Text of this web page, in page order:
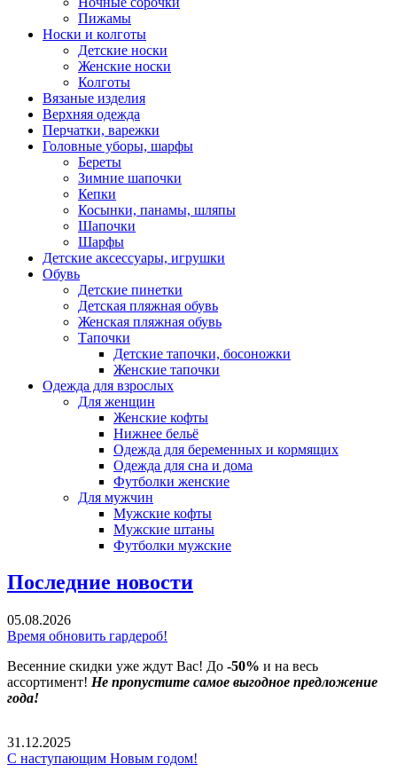
Пижамы
Носки и колготы
Детские носки
Женские носки
Колготы
Вязаные изделия
Верхняя одежда
Перчатки, варежки
Головные уборы, шарфы
Береты
Зимние шапочки
Кепки
Косынки, панамы, шляпы
Шапочки
Шарфы
Детские аксессуары, игрушки
Обувь
Детские пинетки
Детская пляжная обувь
Женская пляжная обувь
Тапочки
Детские тапочки, босоножки
Женские тапочки
Одежда для взрослых
Для женщин
Женские кофты
Нижнее бельё
Одежда для беременных и кормящих
Одежда для сна и дома
Футболки женские
Для мужчин
Мужские кофты
Мужские штаны
Футболки мужские
Последние новости
05.08.2026
Время обновить гардероб!
Весенние скидки уже ждут Вас! До -50% и на весь
ассортимент! Не пропустите самое выгодное предложение
года!
31.12.2025
С наступающим Новым годом!